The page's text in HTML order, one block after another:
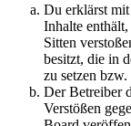
Du erklärst mit
Inhalte
Sitten
besitzt, die in
zu setzen
Der Betreiber
Verstößen